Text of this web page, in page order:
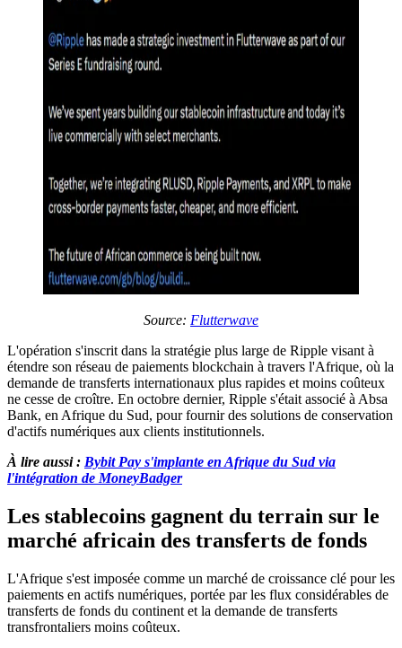
Source: Flutterwave
L'opération s'inscrit dans la stratégie plus large de Ripple visant à
étendre son réseau de paiements blockchain à travers l'Afrique, où la
demande de transferts internationaux plus rapides et moins coûteux
ne cesse de croître. En octobre dernier, Ripple s'était associé à Absa
Bank, en Afrique du Sud, pour fournir des solutions de conservation
d'actifs numériques aux clients institutionnels.
À lire aussi : Bybit Pay s'implante en Afrique du Sud via
l'intégration de MoneyBadger
Les stablecoins gagnent du terrain sur le
marché africain des transferts de fonds
L'Afrique s'est imposée comme un marché de croissance clé pour les
paiements en actifs numériques, portée par les flux considérables de
transferts de fonds du continent et la demande de transferts
transfrontaliers moins coûteux.